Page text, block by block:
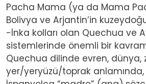
Pacha Mama (ya da Mama
Bolivya ve Arjantin’in
-İnka kolları olan Quechua ve
sistemlerinde önemli bir
Quechua dilinde evren, dünya,
yer/yeryüzü/toprak anlamında,